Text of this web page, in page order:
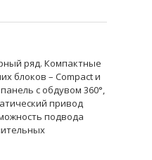
ряд. Компактные
блоков – Compact и
с обдувом 360°,
привод
подвода